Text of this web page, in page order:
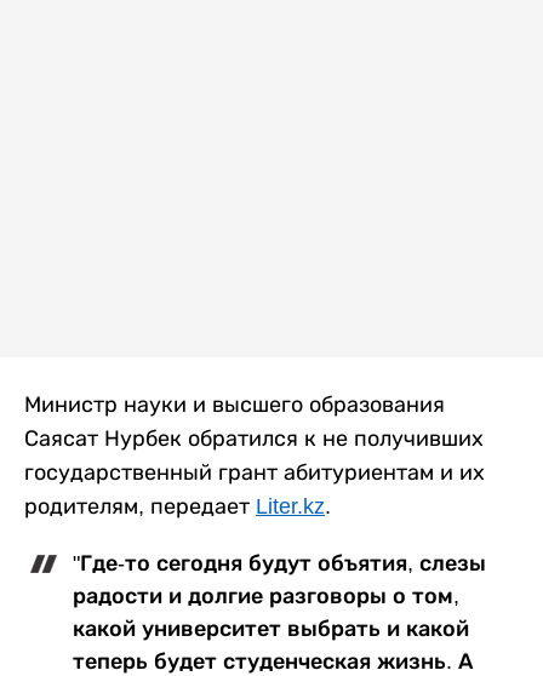
Министр науки и высшего образования
Саясат Нурбек обратился к не получивших
государственный грант абитуриентам и их
родителям, передает Liter.kz.
"Где-то сегодня будут объятия, слезы
радости и долгие разговоры о том,
какой университет выбрать и какой
теперь будет студенческая жизнь. А